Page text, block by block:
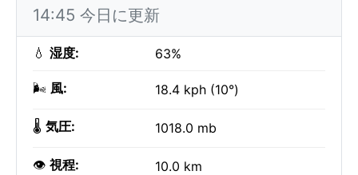
14:45 今日に更新
💧 湿度: 63%
🌬️ 風: 18.4 kph (10°)
🌡️ 気圧: 1018.0 mb
👁️ 視程: 10.0 km